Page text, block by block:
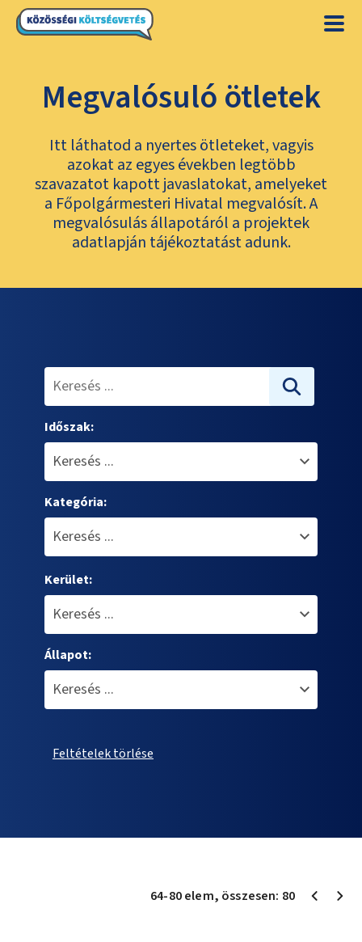
Megvalósuló ötletek
Itt láthatod a nyertes ötleteket, vagyis
azokat az egyes években legtöbb
szavazatot kapott javaslatokat, amelyeket
a Főpolgármesteri Hivatal megvalósít. A
megvalósulás állapotáról a projektek
adatlapján tájékoztatást adunk.
Időszak:
Kategória:
Kerület:
Állapot:
Feltételek törlése
64-80elem, összesen: 80